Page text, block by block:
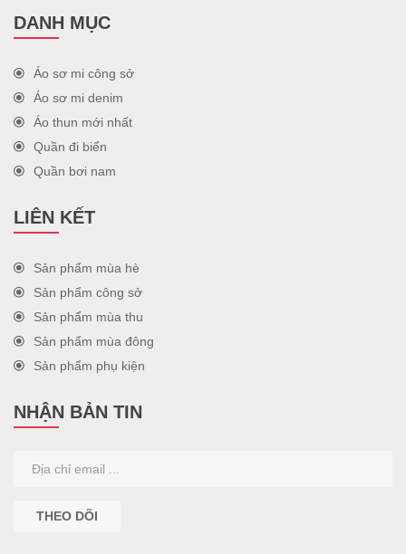
DANH MỤC
Áo sơ mi công sở
Áo sơ mi denim
Áo thun mới nhất
Quần đi biển
Quần bơi nam
LIÊN KẾT
Sản phẩm mùa hè
Sản phẩm công sở
Sản phẩm mùa thu
Sản phẩm mùa đông
Sản phẩm phụ kiện
NHẬN BẢN TIN
THEO DÕI